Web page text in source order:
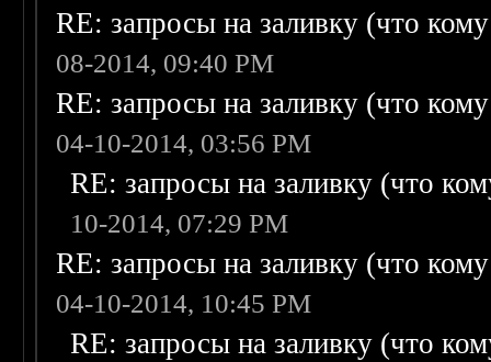
RE: запросы на заливку (что
08-2014, 09:40 PM
RE: запросы на заливку (что
04-10-2014, 03:56 PM
RE: запросы на заливку (что
10-2014, 07:29 PM
RE: запросы на заливку (что
04-10-2014, 10:45 PM
RE: запросы на заливку (что